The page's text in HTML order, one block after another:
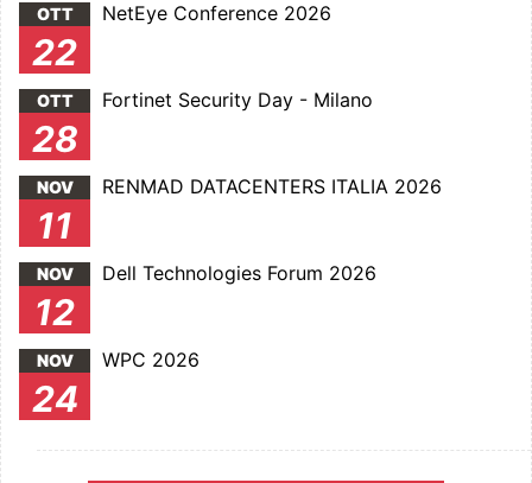
OTT
22
NetEye Conference 2026
OTT
28
Fortinet Security Day - Milano
NOV
11
RENMAD DATACENTERS ITALIA 2026
NOV
12
Dell Technologies Forum 2026
NOV
24
WPC 2026